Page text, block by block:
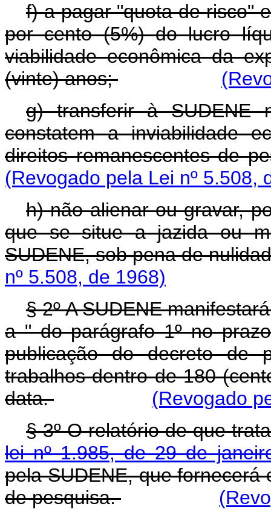
f) a pagar "quota de risco"
por cento (5%) do lucro
viabilidade econômica da
(vinte) anos;
g) transferir à SUDENE
constatem a inviabilidade
direitos remanescentes de
(Revogado pela Lei nº 5.508,
h) não alienar ou gravar,
que se situe a jazida ou
SUDENE, sob pena de
nº 5.508, de 1968)
§ 2º A SUDENE
a " do parágrafo 1º no
publicação do decreto de
trabalhos dentro de 180
data.
(Revogado
§ 3º O relatório de que
lei nº 1.985, de 29 de
pela SUDENE, que
de pesquisa.